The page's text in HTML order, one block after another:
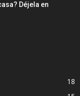
Déjela en
18